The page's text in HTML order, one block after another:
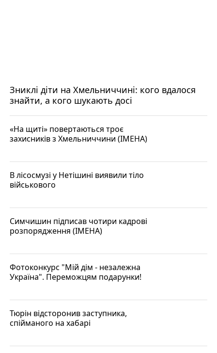
Зниклі діти на Хмельниччині: кого вдалося
знайти, а кого шукають досі
«На щиті» повертаються троє
захисників з Хмельниччини (ІМЕНА)
В лісосмузі у Нетішині виявили тіло
військового
Симчишин підписав чотири кадрові
розпорядження (ІМЕНА)
Фотоконкурс "Мій дім - незалежна
Україна". Переможцям подарунки!
Тюрін відсторонив заступника,
спійманого на хабарі